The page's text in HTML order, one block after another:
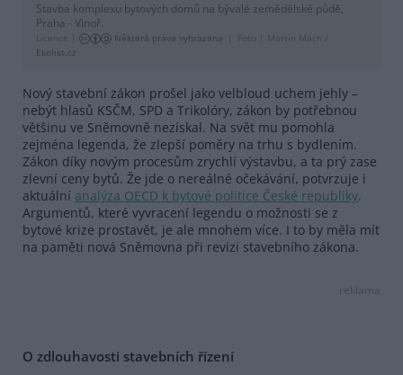
Stavba komplexu bytových domů na bývalé zemědělské půdě,
Praha - Vinoř.
Licence | Některá práva vyhrazena Foto |
Martin Mach /
Ekolist.cz
Nový stavební zákon prošel jako velbloud uchem jehly –
nebýt hlasů KSČM, SPD a Trikolóry, zákon by potřebnou
většinu ve Sněmovně nezískal. Na svět mu pomohla
zejména legenda, že zlepší poměry na trhu s bydlením.
Zákon díky novým procesům zrychlí výstavbu, a ta prý zase
zlevní ceny bytů. Že jde o nereálné očekávání, potvrzuje i
aktuální analýza OECD k bytové politice České republiky.
Argumentů, které vyvracení legendu o možnosti se z
bytové krize prostavět, je ale mnohem více. I to by měla mít
na paměti nová Sněmovna při revizi stavebního zákona.
reklama
O zdlouhavosti stavebních řízení